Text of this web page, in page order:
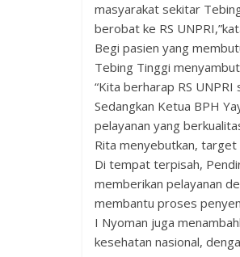
masyarakat sekitar
berobat ke RS
Begi pasien yang
Tebing Tinggi
“Kita berharap RS UNPRI
Sedangkan Ketua BPH
pelayanan yang
Rita menyebutkan, target
Di tempat terpisah,
memberikan pelayanan
membantu proses
I Nyoman juga
kesehatan nasional,